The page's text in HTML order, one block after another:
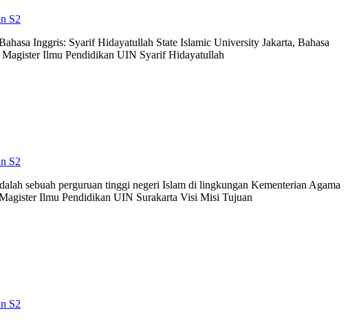
S2
Inggris: Syarif Hidayatullah State Islamic University Jakarta, Bahasa
Magister Ilmu Pendidikan UIN Syarif Hidayatullah
S2
sebuah perguruan tinggi negeri Islam di lingkungan Kementerian Agama
Ilmu Pendidikan UIN Surakarta Visi Misi Tujuan
S2